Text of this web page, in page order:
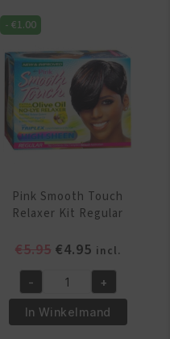
Oil
Lotion
12
oz/360ml
aantal
-€1.00
Pink Smooth Touch
Relaxer Kit Regular
€5.95 Oorspronkelijke
was:
€5.95.
€4.95Huidige
prijs
is:
€4.95.
incl.
Pink
Smooth
Touch
- +
In Winkelmand